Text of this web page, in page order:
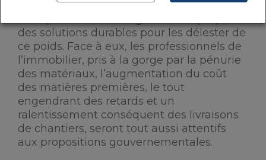
les épaules des Français, dont en découle
des solutions durables pour les délester de
ce poids. Face à eux, les professionnels de
l’immobilier, pris à la gorge par la pénurie
des matériaux, l’augmentation du coût
des matières premières, le tout
engendrant des retards et un
ralentissement conséquent des livraisons
de chantiers, seront tout aussi attentifs
aux propositions gouvernementales.